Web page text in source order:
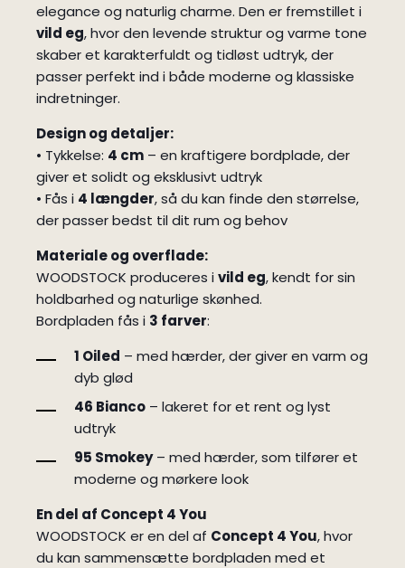
elegance og naturlig charme. Den er fremstillet i
vild eg, hvor den levende struktur og varme tone
skaber et karakterfuldt og tidløst udtryk, der
passer perfekt ind i både moderne og klassiske
indretninger.
Design og detaljer:
• Tykkelse: 4 cm – en kraftigere bordplade, der
giver et solidt og eksklusivt udtryk
• Fås i 4 længder, så du kan finde den størrelse,
der passer bedst til dit rum og behov
Materiale og overflade:
WOODSTOCK produceres ivild eg, kendt for sin
holdbarhed og naturlige skønhed.
Bordpladen fås i 3 farver:
1 Oiled – med hærder, der giver en varm og
dyb glød
46 Bianco – lakeret for et rent og lyst
udtryk
95 Smokey– med hærder, som tilfører et
moderne og mørkere look
En del af Concept 4 You
WOODSTOCK er en del af Concept 4 You, hvor
du kan sammensætte bordpladen med et